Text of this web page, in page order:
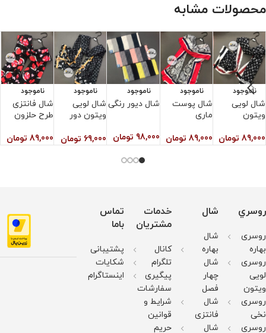
۴. از سفید کننده استفاده نشود.
محصولات مشابه
ناموجود
شال لویی
ویتون
89,000 تومان
ناموجود
شال پوست
ماری
89,000 تومان
ناموجود
شال دیور رنگی
98,000 تومان
ناموجود
شال لویی
ویتون دور
69,000 تومان
ناموجود
شال فانتزی
طرح حلزون
89,000 تومان
روسري
روسری
بهاره
روسری
لویی
ویتون
روسری
نخی
روسری
شال
شال
بهاره
شال
چهار
فصل
شال
فانتزی
شال
خدمات
مشتریان
کانال
تلگرام
پیگیری
سفارشات
شرایط و
قوانین
حریم
تماس
باما
پشتیبانی
شکایات
اینستاگرام